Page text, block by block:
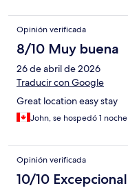
Opinión verificada
8/10 Muy buena
26 de abril de 2026
Traducir con Google
Great location easy stay
John, se hospedó 1 noche
Opinión verificada
10/10 Excepcional